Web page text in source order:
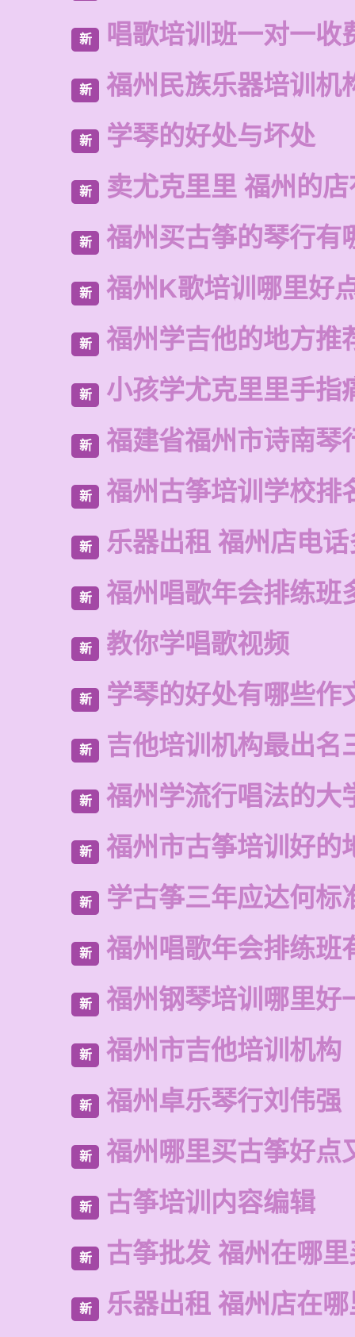
新 唱歌培训班一对一收
新 福州民族乐器培训机
新 学琴的好处与坏处
新 卖尤克里里 福州的
新 福州买古筝的琴行有
新 福州K歌培训哪里好
新 福州学吉他的地方推
新 小孩学尤克里里手指
新 福建省福州市诗南琴
新 福州古筝培训学校排
新 乐器出租 福州店电
新 福州唱歌年会排练班
新 教你学唱歌视频
新 学琴的好处有哪些作
新 吉他培训机构最出名
新 福州学流行唱法的大
新 福州市古筝培训好的
新 学古筝三年应达何标
新 福州唱歌年会排练班
新 福州钢琴培训哪里好
新 福州市吉他培训机构
新 福州卓乐琴行刘伟强
新 福州哪里买古筝好点
新 古筝培训内容编辑
新 古筝批发 福州在哪
新 乐器出租 福州店在